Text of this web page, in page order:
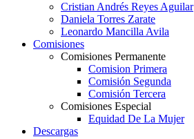
Cristian Andrés Reyes Aguilar
Daniela Torres Zarate
Leonardo Mancilla Avila
Comisiones
Comisiones Permanente
Comision Primera
Comisión Segunda
Comisión Tercera
Comisiones Especial
Equidad De La Mujer
Descargas